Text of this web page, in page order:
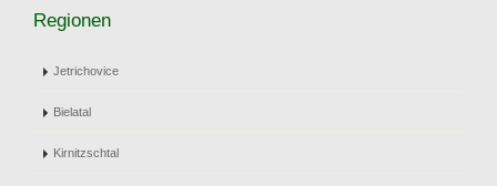
Regionen
Jetrichovice
Bielatal
Kirnitzschtal